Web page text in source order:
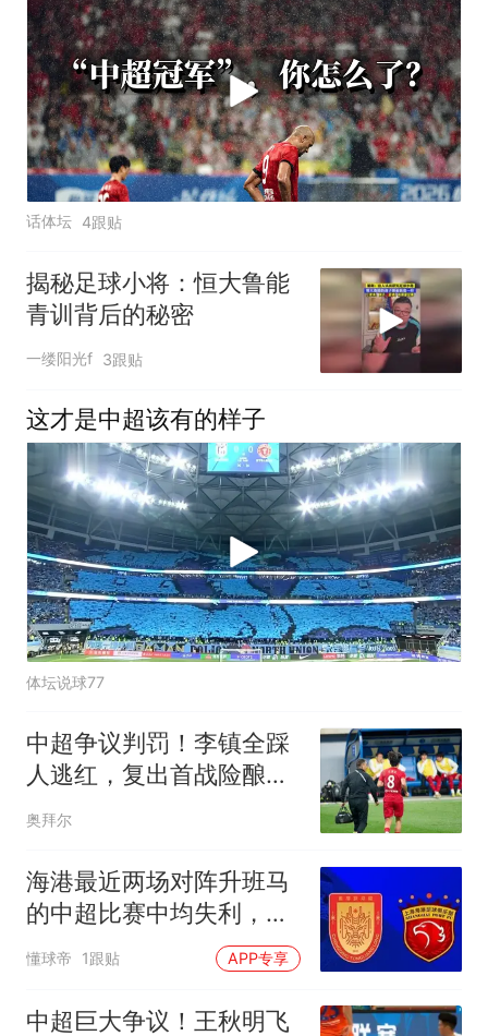
话体坛 4跟贴
揭秘足球小将：恒大鲁能
青训背后的秘密
一缕阳光f 3跟贴
这才是中超该有的样子
体坛说球77
中超争议判罚！李镇全踩
人逃红，复出首战险酿大
奥拜尔
海港最近两场对阵升班马
的中超比赛中均失利，但
此前曾取过13连胜
懂球帝 1跟贴 APP专享
中超巨大争议！王秋明飞